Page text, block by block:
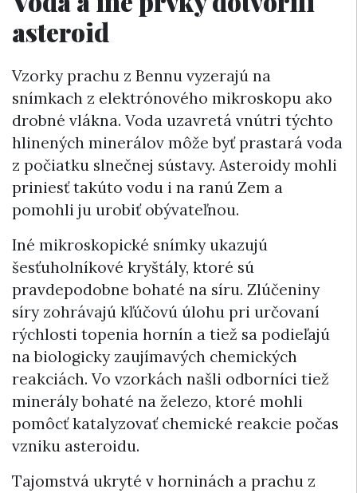
asteroid
Vzorky prachu z Bennu vyzerajú na
snímkach z elektrónového mikroskopu ako
drobné vlákna. Voda uzavretá vnútri týchto
hlinených minerálov môže byť prastará voda
z počiatku slnečnej sústavy. Asteroidy mohli
priniesť takúto vodu i na ranú Zem a
pomohli ju urobiť obývateľnou.
Iné mikroskopické snímky ukazujú
šesťuholníkové kryštály, ktoré sú
pravdepodobne bohaté na síru. Zlúčeniny
síry zohrávajú kľúčovú úlohu pri určovaní
rýchlosti topenia hornín a tiež sa podieľajú
na biologicky zaujímavých chemických
reakciách. Vo vzorkách našli odborníci tiež
minerály bohaté na železo, ktoré mohli
pomôcť katalyzovať chemické reakcie počas
vzniku asteroidu.
Tajomstvá ukryté v horninách a prachu z